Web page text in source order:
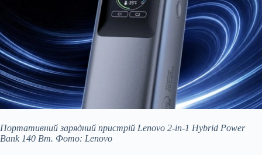
Портативний зарядний пристрій Lenovo 2-in-1 Hybrid Power
Bank 140 Вт. Фото: Lenovo